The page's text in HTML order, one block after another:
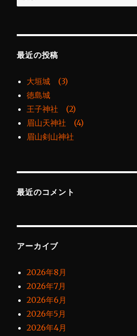
索:
最近の投稿
大垣城 (3)
徳島城
王子神社 (2)
眉山天神社 (4)
眉山剣山神社
最近のコメント
アーカイブ
2026年8月
2026年7月
2026年6月
2026年5月
2026年4月